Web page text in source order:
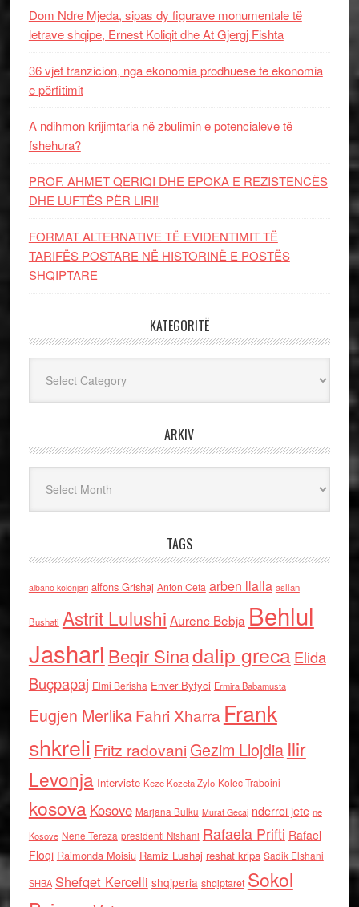
Dom Ndre Mjeda, sipas dy figurave monumentale të
letrave shqipe, Ernest Koliqit dhe At Gjergj Fishta
36 vjet tranzicion, nga ekonomia prodhuese te ekonomia
e përfitimit
A ndihmon krijimtaria në zbulimin e potencialeve të
fshehura?
PROF. AHMET QERIQI DHE EPOKA E REZISTENCЁS
DHE LUFTЁS PЁR LIRI!
FORMAT ALTERNATIVE TË EVIDENTIMIT TË
TARIFËS POSTARE NË HISTORINË E POSTËS
SHQIPTARE
KATEGORITË
ARKIV
TAGS
albano kolonjari alfons Grishaj Anton Cefa arben llalla asllan
Bushati Astrit Lulushi Aurenc Bebja Behlul
Jashari Beqir Sinadalip grecaElida
Buçpapaj Elmi Berisha Enver Bytyci Ermira Babamusta
Eugjen MerlikaFahri Xharra Frank
shkreli Fritz radovaniGezim Llojdia Ilir
Levonja Interviste Keze Kozeta Zylo Kolec Traboini
kosova Kosove Marjana Bulku Murat Gecaj nderroi jete ne
Kosove Nene Tereza presidenti Nishani Rafaela Prifti Rafael
Floqi Raimonda Moisiu Ramiz Lushaj reshat kripa Sadik Elshani
SHBA Shefqet Kercelli shqiperia shqiptaret Sokol